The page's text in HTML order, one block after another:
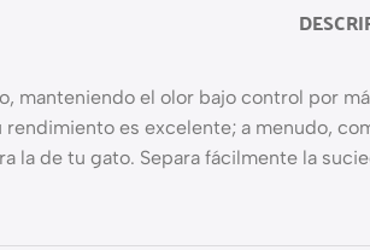
manteniendo el olor bajo control por
es excelente; a menudo,
la de tu gato. Separa fácilmente la